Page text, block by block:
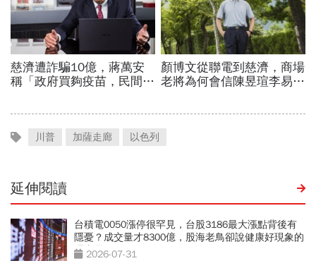
川普 加薩走廊 以色列
延伸閱讀
台積電0050漲停很罕見，台股3186最大漲點背後有
隱憂？成交量才8300億，股海老鳥卻說健康好現象的
理由是？
2026-07-31